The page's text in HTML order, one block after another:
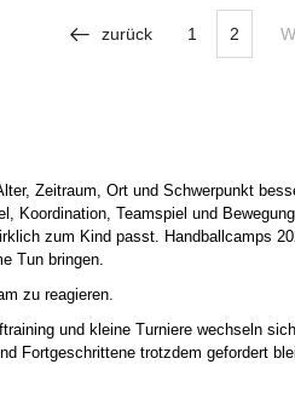
zurück 1 2
Zeitraum, Ort und Schwerpunkt
Koordination, Teamspiel und
zum Kind passt. Handballcamps
Tun bringen.
zu reagieren.
und kleine Turniere wechseln sich
Fortgeschrittene trotzdem gefordert